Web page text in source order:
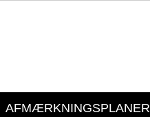
AFMÆRKNINGSPLANER